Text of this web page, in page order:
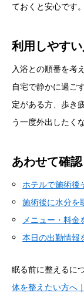
ておくと安心です。
利用しやす
入浴との順番を考
自宅で静かに過ご
定がある方、歩き
う一度外出したく
あわせて確
ホテルで施術後
施術後に水分を
メニュー・料金
本日の出勤情報
眠る前に整えるに
体を整えたい方へ